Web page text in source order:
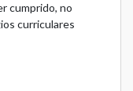
cumprido, no
curriculares